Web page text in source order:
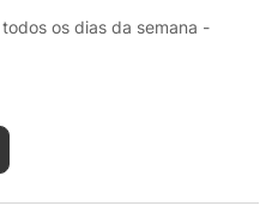
os dias da semana -